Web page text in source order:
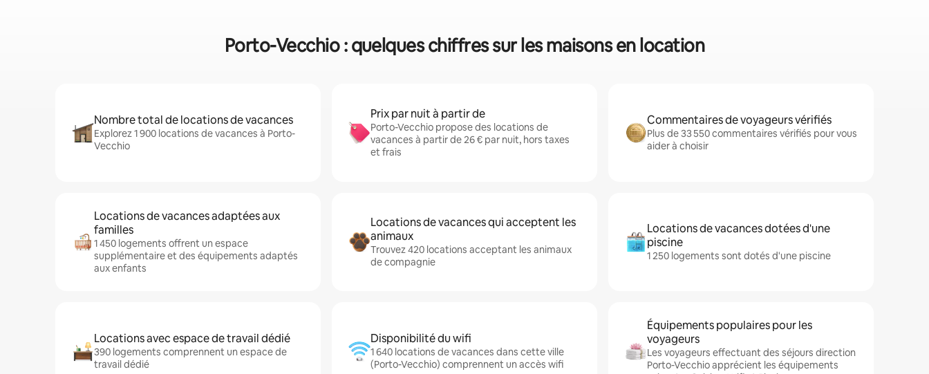
Porto-Vecchio : quelques chiffres sur les maisons en location
Nombre total de locations de vacances
Explorez 1 900 locations de vacances à Porto-
Vecchio
Prix par nuit à partir de
Porto-Vecchio propose des locations de
vacances à partir de 26 € par nuit, hors taxes
et frais
Commentaires de voyageurs vérifiés
Plus de 33 550 commentaires vérifiés pour vous
aider à choisir
Locations de vacances adaptées aux
familles
1 450 logements offrent un espace
supplémentaire et des équipements adaptés
aux enfants
Locations de vacances qui acceptent les
animaux
Trouvez 420 locations acceptant les animaux
de compagnie
Locations de vacances dotées d'une
piscine
1 250 logements sont dotés d'une piscine
Locations avec espace de travail dédié
390 logements comprennent un espace de
travail dédié
Disponibilité du wifi
1 640 locations de vacances dans cette ville
(Porto-Vecchio) comprennent un accès wifi
Équipements populaires pour les
voyageurs
Les voyageurs effectuant des séjours direction
Porto-Vecchio apprécient les équipements